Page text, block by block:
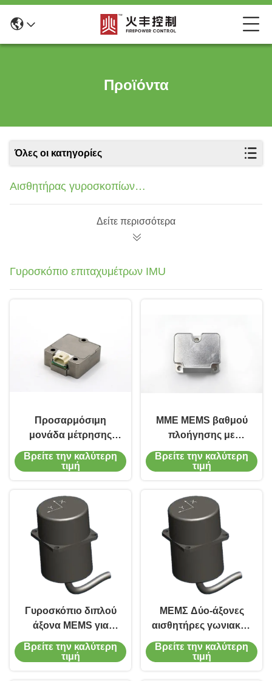
Προϊόντα
Όλες οι κατηγορίες
Αισθητήρας γυροσκοπίων
επιταχυμέτρων
Δείτε περισσότερα
Γυροσκόπιο επιταχυμέτρων IMU
Προσαρμόσιμη
μονάδα μέτρησης
αδράνειας με
σταθερότητα κλίσης
Βρείτε την καλύτερη
τιμή
ΜΜΕ MEMS βαθμού
πλοήγησης με
γυροσκόπιο
επιταχυντή 3 άξων
Βρείτε την καλύτερη
τιμή
Γυροσκόπιο διπλού
άξονα MEMS για
ακριβή μέτρηση
γωνιακής ταχύτητας
Βρείτε την καλύτερη
τιμή
ΜΕΜΣ Δύο-άξονες
αισθητήρες γωνιακής
ταχύτητας για
πλοήγηση και
Βρείτε την καλύτερη
τιμή